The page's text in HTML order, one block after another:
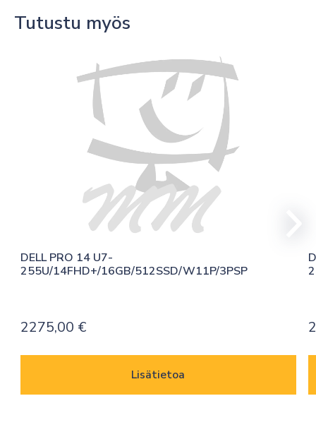
Tutustu myös
DELL PRO 14 U7-
255U/14FHD+/16GB/512SSD/W11P/3PSP
2275,00 €
Lisätietoa